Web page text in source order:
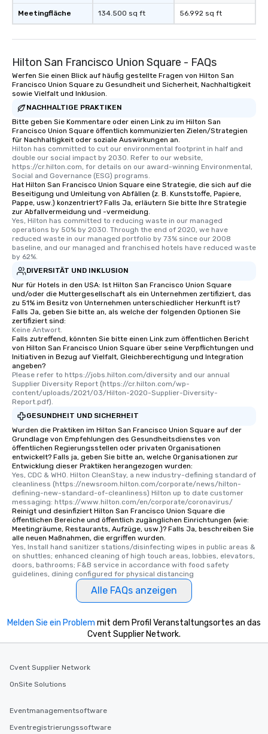
Meetingfläche 134.500 sq ft 56.992 sq ft
Hilton San Francisco Union Square - FAQs
Werfen Sie einen Blick auf häufig gestellte Fragen von Hilton San
Francisco Union Square zu Gesundheit und Sicherheit, Nachhaltigkeit
sowie Vielfalt und Inklusion.
NACHHALTIGE PRAKTIKEN
Bitte geben Sie Kommentare oder einen Link zu im Hilton San
Francisco Union Square öffentlich kommunizierten Zielen/Strategien
für Nachhaltigkeit oder soziale Auswirkungen an.
Hilton has committed to cut our environmental footprint in half and
double our social impact by 2030. Refer to our website,
https://cr.hilton.com, for details on our award-winning Environmental,
Social and Governance (ESG) programs.
Hat Hilton San Francisco Union Square eine Strategie, die sich auf die
Beseitigung und Umleitung von Abfällen (z. B. Kunststoffe, Papiere,
Pappe, usw.) konzentriert? Falls Ja, erläutern Sie bitte Ihre Strategie
zur Abfallvermeidung und -vermeidung.
Yes, Hilton has committed to reducing waste in our managed
operations by 50% by 2030. Through the end of 2020, we have
reduced waste in our managed portfolio by 73% since our 2008
baseline, and our managed and franchised hotels have reduced waste
by 62%.
DIVERSITÄT UND INKLUSION
Nur für Hotels in den USA: Ist Hilton San Francisco Union Square
und/oder die Muttergesellschaft als ein Unternehmen zertifiziert, das
zu 51% im Besitz von Unternehmen unterschiedlicher Herkunft ist?
Falls Ja, geben Sie bitte an, als welche der folgenden Optionen Sie
zertifiziert sind:
Keine Antwort.
Falls zutreffend, könnten Sie bitte einen Link zum öffentlichen Bericht
von Hilton San Francisco Union Square über seine Verpflichtungen und
Initiativen in Bezug auf Vielfalt, Gleichberechtigung und Integration
angeben?
Please refer to https://jobs.hilton.com/diversity and our annual
Supplier Diversity Report (https://cr.hilton.com/wp-
content/uploads/2021/03/Hilton-2020-Supplier-Diversity-
Report.pdf).
GESUNDHEIT UND SICHERHEIT
Wurden die Praktiken im Hilton San Francisco Union Square auf der
Grundlage von Empfehlungen des Gesundheitsdienstes von
öffentlichen Regierungsstellen oder privaten Organisationen
entwickelt? Falls ja, geben Sie bitte an, welche Organisationen zur
Entwicklung dieser Praktiken herangezogen wurden:
Yes, CDC & WHO. Hilton CleanStay, a new industry-defining standard of
cleanliness (https://newsroom.hilton.com/corporate/news/hilton-
defining-new-standard-of-cleanliness) Hilton up to date customer
messaging: https://www.hilton.com/en/corporate/coronavirus/
Reinigt und desinfiziert Hilton San Francisco Union Square die
öffentlichen Bereiche und öffentlich zugänglichen Einrichtungen (wie:
Meetingräume, Restaurants, Aufzüge, usw.)? Falls Ja, beschreiben Sie
alle neuen Maßnahmen, die ergriffen wurden.
Yes, Install hand sanitizer stations/disinfecting wipes in public areas &
on shuttles; enhanced cleaning of high touch areas, lobbies, elevators,
doors, bathrooms; F&B service in accordance with food safety
guidelines, dining configured for physical distancing
Alle FAQs anzeigen
Melden Sie ein Problem mit dem Profil Veranstaltungsortes an das
Cvent Supplier Network.
Cvent Supplier Network
OnSite Solutions
Eventmanagementsoftware
Eventregistrierungssoftware